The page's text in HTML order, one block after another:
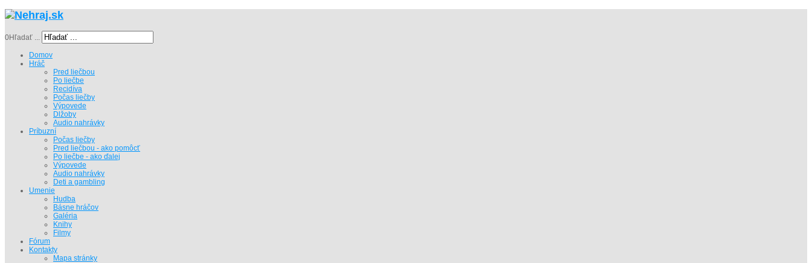
0Hľadať ...
Domov
Hráč
Pred liečbou
Po liečbe
Recidíva
Počas liečby
Výpovede
Dlžoby
Audio nahrávky
Príbuzní
Počas liečby
Pred liečbou - ako pomôcť
Po liečbe - ako ďalej
Výpovede
Audio nahrávky
Deti a gambling
Umenie
Hudba
Básne hráčov
Galéria
Knihy
Filmy
Fórum
Kontakty
Mapa stránky